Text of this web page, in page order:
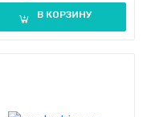
В КОРЗИНУ